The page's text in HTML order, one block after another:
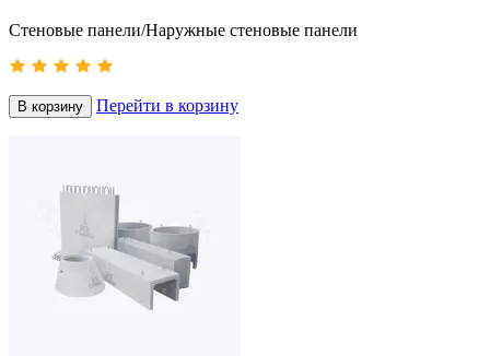
Стеновые панели/Наружные стеновые панели
В корзину Перейти в корзину